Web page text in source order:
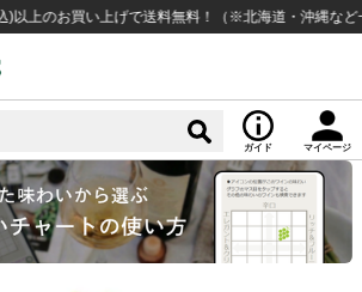
買い上げで送料無料！（※北海道・沖縄など一部例
ガイド マイページ